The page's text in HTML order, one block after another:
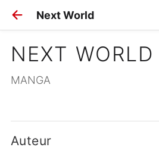
Next World
NEXT WORLD
MANGA
Auteur